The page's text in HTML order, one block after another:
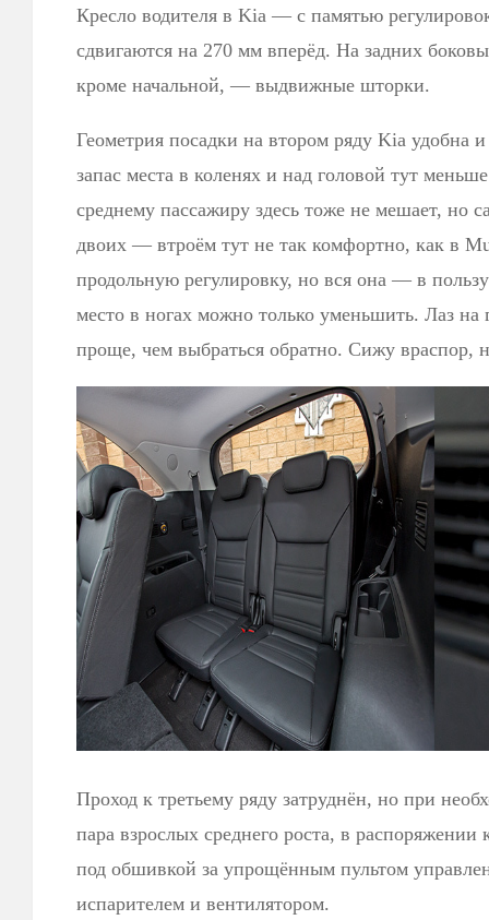
Кресло водителя в Kia — с памятью
сдвигаются на 270 мм вперёд. На задних
кроме начальной, — выдвижные шторки.
Геометрия посадки на втором ряду Kia удобна
запас места в коленях и над головой тут
среднему пассажиру здесь тоже не мешает, но
двоих — втроём тут не так комфортно, как в
продольную регулировку, но вся она — в
место в ногах можно только уменьшить. Лаз на
проще, чем выбраться обратно. Сижу враспор,
Проход к третьему ряду затруднён, но при
пара взрослых среднего роста, в
под обшивкой за упрощённым пультом
испарителем и вентилятором.